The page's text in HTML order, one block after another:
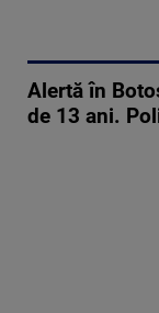
Alertă în
de 13 ani.